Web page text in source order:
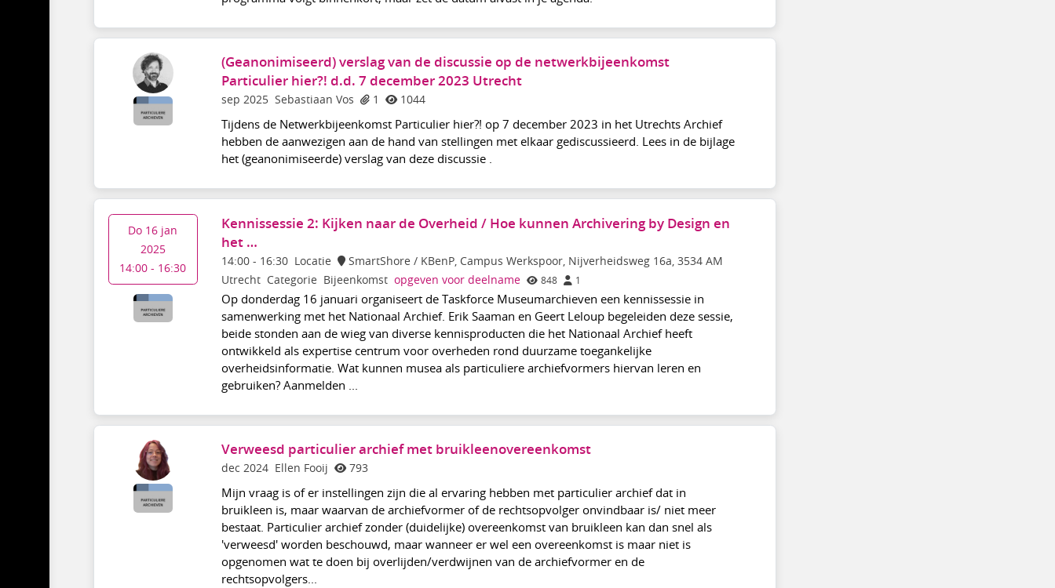
(Geanonimiseerd) verslag van de discussie op de netwerkbijeenkomst
Particulier hier?! d.d. 7 december 2023 Utrecht
sep 2025 Sebastiaan Vos 1 1044
Tijdens de Netwerkbijeenkomst Particulier hier?! op 7 december 2023 in het Utrechts Archief
hebben de aanwezigen aan de hand van stellingen met elkaar gediscussieerd. Lees in de bijlage
het (geanonimiseerde) verslag van deze discussie .
Kennissessie 2: Kijken naar de Overheid / Hoe kunnen Archivering by Design en
het …
14:00- 16:30 Locatie
SmartShore / KBenP, Campus Werkspoor, Nijverheidsweg 16a, 3534 AM
Utrecht Categorie Bijeenkomst opgeven voor deelname 848 1
Op donderdag 16 januari organiseert de Taskforce Museumarchieven een kennissessie in
samenwerking met het Nationaal Archief. Erik Saaman en Geert Leloup begeleiden deze sessie,
beide stonden aan de wieg van diverse kennisproducten die het Nationaal Archief heeft
ontwikkeld als expertise centrum voor overheden rond duurzame toegankelijke
overheidsinformatie. Wat kunnen musea als particuliere archiefvormers hiervan leren en
gebruiken? Aanmelden ...
Do 16 jan
2025
14:00 - 16:30
Verweesd particulier archief met bruikleenovereenkomst
dec 2024 Ellen Fooij 793
Mijn vraag is of er instellingen zijn die al ervaring hebben met particulier archief dat in
bruikleen is, maar waarvan de archiefvormer of de rechtsopvolger onvindbaar is/ niet meer
bestaat. Particulier archief zonder (duidelijke) overeenkomst van bruikleen kan dan snel als
'verweesd' worden beschouwd, maar wanneer er wel een overeenkomst is maar niet is
opgenomen wat te doen bij overlijden/verdwijnen van de archiefvormer en de
rechtsopvolgers...